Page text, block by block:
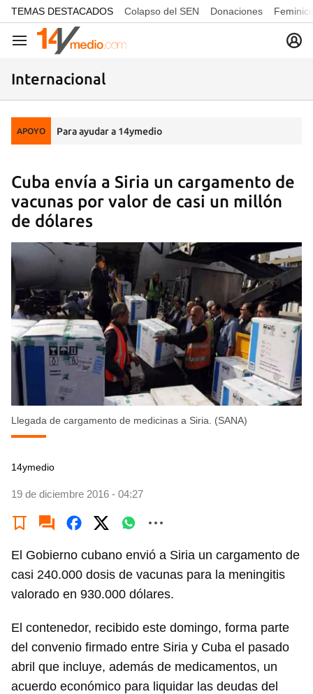
common.go-to-content
TEMAS DESTACADOS Colapso del SEN Donaciones
Navegación
Internacional
APOYO Para ayudar a 14ymedio
Cuba envía a Siria un cargamento de
vacunas por valor de casi un millón
de dólares
Llegada de cargamento de medicinas a Siria. (SANA)
14ymedio
19 de diciembre 2016 - 04:27
El Gobierno cubano envió a Siria un cargamento de
casi 240.000 dosis de vacunas para la meningitis
valorado en 930.000 dólares.
El contenedor, recibido este domingo, forma parte
del convenio firmado entre Siria y Cuba el pasado
abril que incluye, además de medicamentos, un
acuerdo económico para liquidar las deudas del